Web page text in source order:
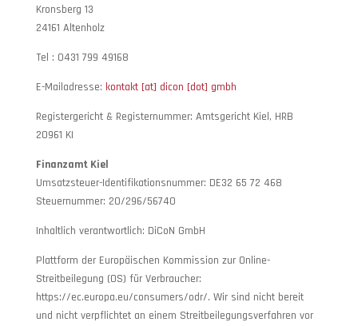
Kronsberg 13
24161 Altenholz
Tel : 0431 799 49168
E-Mailadresse: kontakt [at] dicon [dot] gmbh
Registergericht & Registernummer: Amtsgericht Kiel, HRB
20961 KI
Finanzamt Kiel
Umsatzsteuer-Identifikationsnummer: DE32 65 72 468
Steuernummer: 20/296/56740
Inhaltlich verantwortlich: DiCoN GmbH
Plattform der Europäischen Kommission zur Online-
Streitbeilegung (OS) für Verbraucher:
https://ec.europa.eu/consumers/odr/. Wir sind nicht bereit
und nicht verpflichtet an einem Streitbeilegungsverfahren vor